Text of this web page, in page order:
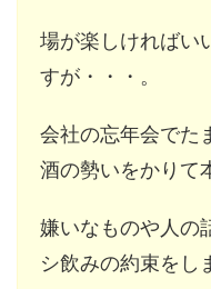
場が楽しければい
すが・・・。
会社の忘年会でた
酒の勢いをかりて
嫌いなものや人の
シ飲みの約束をし